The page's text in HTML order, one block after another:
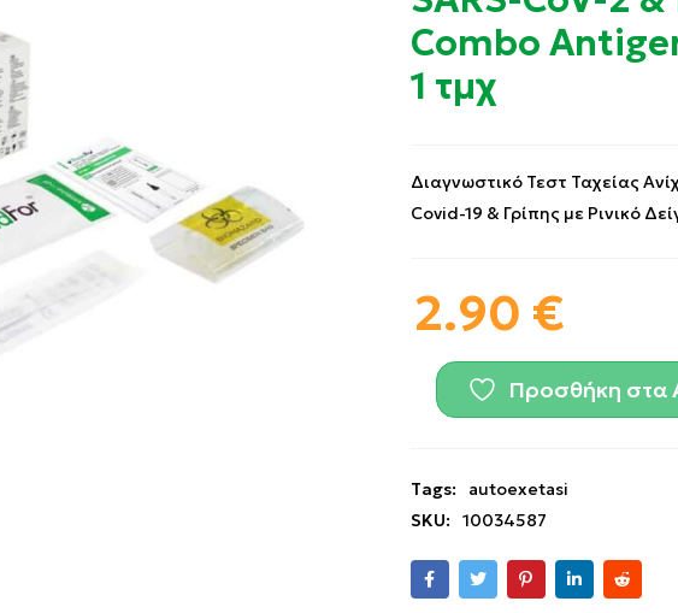
Combo
1 τμχ
Διαγνωστικό Τεστ Ταχείας
Covid-19 & Γρίπης με Ρινικό
2.90 €
Προσθήκη στα
Tags:
autoexetasi
SKU:
10034587